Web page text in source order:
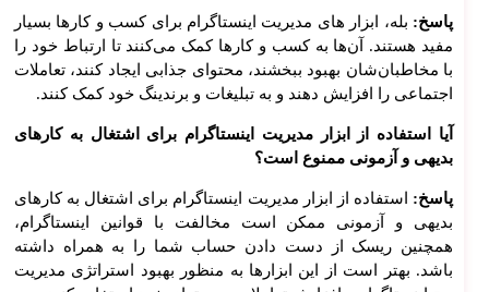
سه
بعدی
مترج
م
ی
بات
هاب
پاسخ: بله، ابزار های مدیریت اینستاگرام برای کسب و کارها بسیار
مفید هستند. آن‌ها به کسب و کارها کمک می‌کنند تا ارتباط خود را
با مخاطبان‌شان بهبود ببخشند، محتوای جذابی ایجاد کنند، تعاملات
اجتماعی را افزایش دهند و به تبلیغات و برندینگ خود کمک کنند.
آیا استفاده از ابزار مدیریت اینستاگرام برای اشتغال به کارهای
بدیهی و آزمونی ممنوع است؟
پاسخ: استفاده از ابزار مدیریت اینستاگرام برای اشتغال به کارهای
بدیهی و آزمونی ممکن است مخالفت با قوانین اینستاگرام،
همچنین ریسک از دست دادن حساب شما را به همراه داشته
باشد. بهتر است از این ابزارها به منظور بهبود استراتژی مدیریت